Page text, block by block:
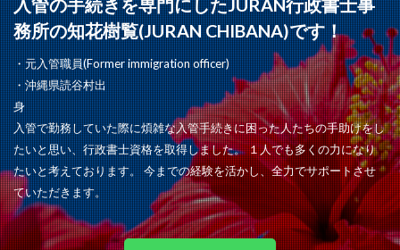
入管の手続きを専門にしたJURAN行政書士事
務所の知花樹覧(JURAN CHIBANA)です！
・元入管職員(Former immigration officer)
・沖縄県読谷村出
身
入管で勤務していた際に煩雑な入管手続きに困った人たちの手助けをし
たいと思い、行政書士資格を取得しました。 １人でも多くの力になり
たいと考えております。 今までの経験を活かし、全力でサポートさせ
ていただきます。